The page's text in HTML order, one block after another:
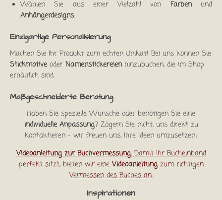
Wählen Sie aus einer Vielzahl von Farbenund
Anhängerdesigns.
Einzigartige Personalisierung
Machen Sie Ihr Produkt zum echten Unikat! Bei uns können Sie
Stickmotiveoder Namenstickereienhinzubuchen, die im Shop
erhältlich sind.
Maßgeschneiderte Beratung
Haben Sie spezielle Wünsche oder benötigen Sie eine
individuelle Anpassung? Zögern Sie nicht, uns direkt zu
kontaktieren – wir freuen uns, Ihre Ideen umzusetzen!
Videoanleitung zur Buchvermessung.Damit Ihr Bucheinband
perfekt sitzt, bieten wir eineVideoanleitungzum richtigen
Vermessen des Buches an.
Inspirationen